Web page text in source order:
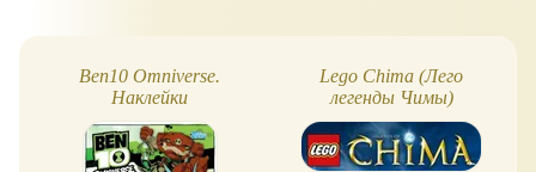
Ben10 Omniverse.
Наклейки
Lego Chima (Лего
легенды Чимы)